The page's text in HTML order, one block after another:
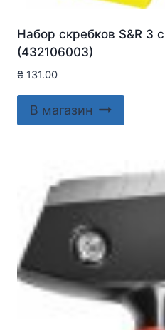
Набор скребков S&R 3
(432106003)
₴ 131.00
В магазин